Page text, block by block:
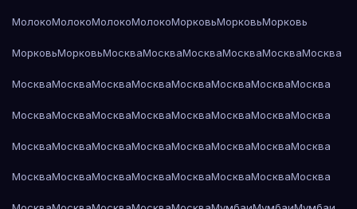
МолокоМолокоМолокоМолокоМорковьМорковьМорковь
МорковьМорковьМоскваМоскваМоскваМоскваМоскваМосква
МоскваМоскваМоскваМоскваМоскваМоскваМоскваМосква
МоскваМоскваМоскваМоскваМоскваМоскваМоскваМосква
МоскваМоскваМоскваМоскваМоскваМоскваМоскваМосква
МоскваМоскваМоскваМоскваМоскваМоскваМоскваМосква